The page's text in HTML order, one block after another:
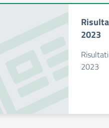
2023
2023